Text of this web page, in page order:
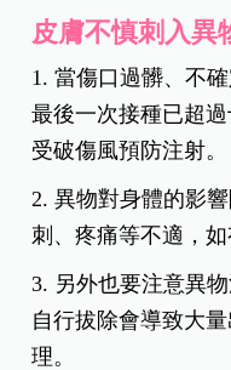
皮膚不慎刺入異
1. 當傷口過髒、不
最後一次接種已超
受破傷風預防注射。
2. 異物對身體的影
刺、疼痛等不適，
3. 另外也要注意異
自行拔除會導致大
理。